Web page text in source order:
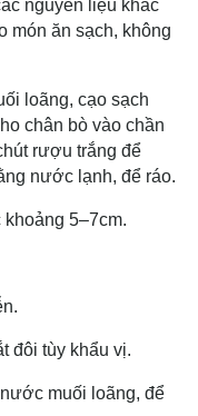
nguyên liệu khác
món ăn sạch, không
loãng, cạo sạch
chân bò vào chần
rượu trắng để
nước lạnh, để ráo.
5–7cm.
đôi tùy khẩu vị.
muối loãng, để